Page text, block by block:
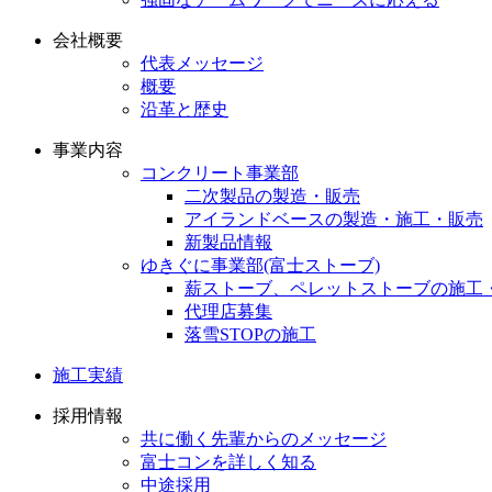
会社概要
代表メッセージ
概要
沿革と歴史
事業内容
コンクリート事業部
二次製品の製造・販売
アイランドベースの製造・施工・販売
新製品情報
ゆきぐに事業部(富士ストーブ)
薪ストーブ、ペレットストーブの施工
代理店募集
落雪STOPの施工
施工実績
採用情報
共に働く先輩からのメッセージ
富士コンを詳しく知る
中途採用